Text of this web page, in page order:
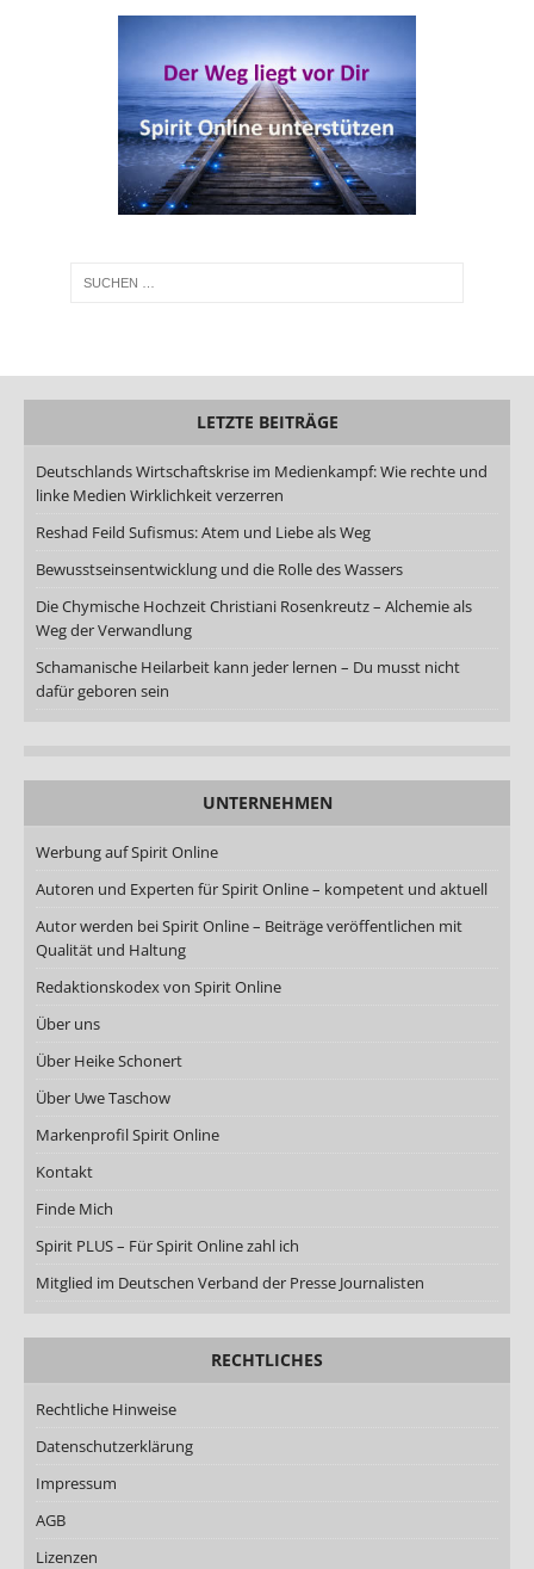
LETZTE BEITRÄGE
Deutschlands Wirtschaftskrise im Medienkampf: Wie rechte und
linke Medien Wirklichkeit verzerren
Reshad Feild Sufismus: Atem und Liebe als Weg
Bewusstseinsentwicklung und die Rolle des Wassers
Die Chymische Hochzeit Christiani Rosenkreutz – Alchemie als
Weg der Verwandlung
Schamanische Heilarbeit kann jeder lernen – Du musst nicht
dafür geboren sein
UNTERNEHMEN
Werbung auf Spirit Online
Autoren und Experten für Spirit Online – kompetent und aktuell
Autor werden bei Spirit Online – Beiträge veröffentlichen mit
Qualität und Haltung
Redaktionskodex von Spirit Online
Über uns
Über Heike Schonert
Über Uwe Taschow
Markenprofil Spirit Online
Kontakt
Finde Mich
Spirit PLUS – Für Spirit Online zahl ich
Mitglied im Deutschen Verband der Presse Journalisten
RECHTLICHES
Rechtliche Hinweise
Datenschutzerklärung
Impressum
AGB
Lizenzen